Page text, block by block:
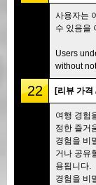
사용자는
수 있음을
Users
without
22 [리뷰 가
여행 경험
정한 즐거
경험을 비
거나 공유
용됩니다.
경험을 비